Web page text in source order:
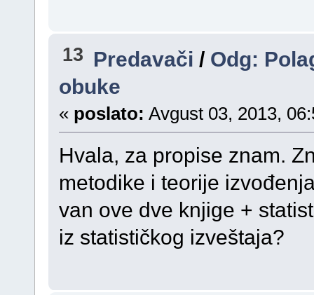
13 Predavači / Odg:
obuke
« poslato: Avgust 03, 2013,
Hvala, za propise znam.
metodike i teorije
van ove dve knjige +
iz statističkog izveštaja?